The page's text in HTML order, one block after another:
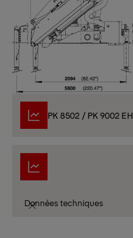
PK 8502 / PK 9002 EH
Données techniques